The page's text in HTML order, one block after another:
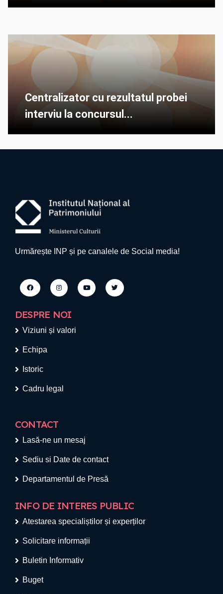
Centralizator cu rezultatul probei
interviu la concursul...
Urmărește INP și pe canalele de Social media!
DESPRE NOI
Viziuni și valori
Echipa
Istoric
Cadru legal
CONTACT
Lasă-ne un mesaj
Sediu si Date de contact
Departamentul de Presă
INFO DE INTERES PUBLIC
Atestarea specialiștilor și experților
Solicitare informații
Buletin Informativ
Buget